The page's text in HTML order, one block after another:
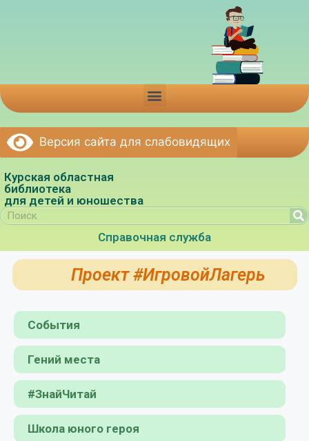
Версия сайта для слабовидящих
Курская областная
библиотека
для детей и юношества
Справочная служба
Проект #ИгровойЛагерь
События
Гений места
#ЗнайЧитай
Школа юного героя